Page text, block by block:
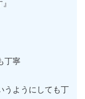
丁寧
うようにしても丁